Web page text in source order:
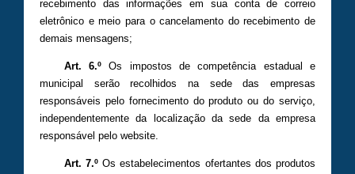
recebimento das informações em sua conta de correio
eletrônico e meio para o cancelamento do recebimento de
demais mensagens;
Art. 6.º Os impostos de competência estadual e
municipal serão recolhidos na sede das empresas
responsáveis pelo fornecimento do produto ou do serviço,
independentemente da localização da sede da empresa
responsável pelo website.
Art. 7.ºOs estabelecimentos ofertantes dos produtos